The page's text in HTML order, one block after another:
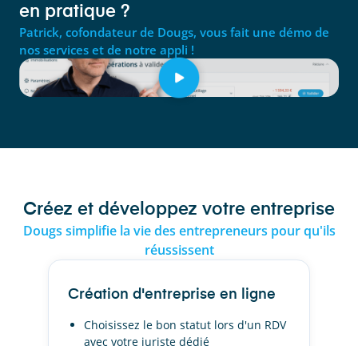
en pratique ?
Patrick, cofondateur de Dougs, vous fait une démo de
nos services et de notre appli !
Créez et développez votre entreprise
Dougs simplifie la vie des entrepreneurs pour qu'ils
réussissent
Création d'entreprise en ligne
Choisissez le bon statut lors d'un RDV
avec votre juriste dédié